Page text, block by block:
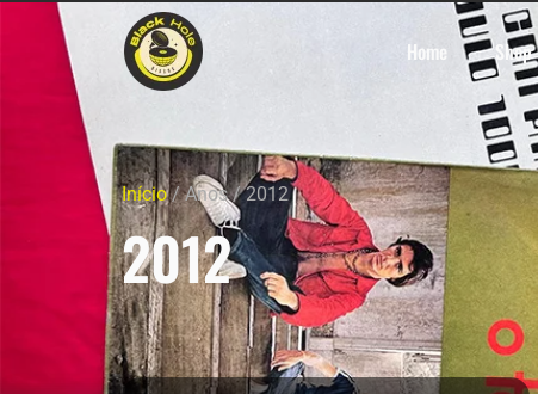
Home Shop
Início/ Anos / 2012
2012